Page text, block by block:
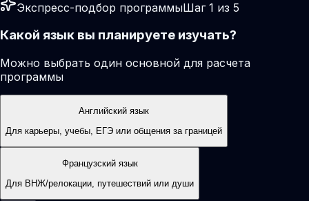
Экспресс-подбор программыШаг 1 из 5
Какой язык вы планируете изучать?
Можно выбрать один основной для расчета
программы
Английский язык
Для карьеры, учебы, ЕГЭ или общения за границей
Французский язык
Для ВНЖ/релокации, путешествий или души